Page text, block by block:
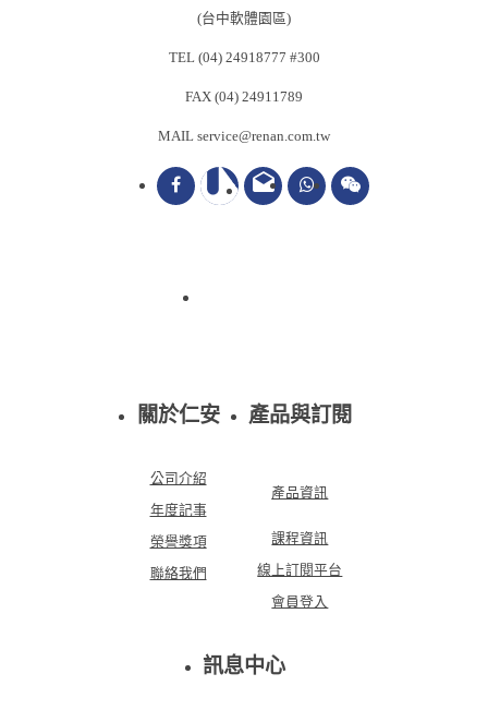
(台中軟體園區)
TEL (04) 24918777 #300
FAX (04) 24911789
MAIL service@renan.com.tw
drafts
關於仁安
公司介紹
年度記事
榮譽獎項
聯絡我們
產品與訂閱
產品資訊
課程資訊
線上訂閱平台
會員登入
訊息中心